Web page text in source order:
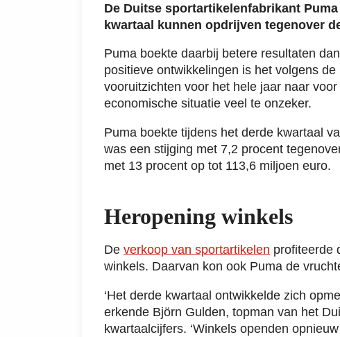
De Duitse sportartikelenfabrikant
kwartaal kunnen opdrijven tegenover
Puma boekte daarbij betere resultaten
positieve ontwikkelingen is het volgens
vooruitzichten voor het hele jaar naar
economische situatie veel te onzeker.
Puma boekte tijdens het derde kwartaal
was een stijging met 7,2 procent
met 13 procent op tot 113,6 miljoen euro.
Heropening winkels
De verkoop van sportartikelen profiteerde
winkels. Daarvan kon ook Puma de
‘Het derde kwartaal ontwikkelde zich
erkende Björn Gulden, topman van het
kwartaalcijfers. ‘Winkels openden